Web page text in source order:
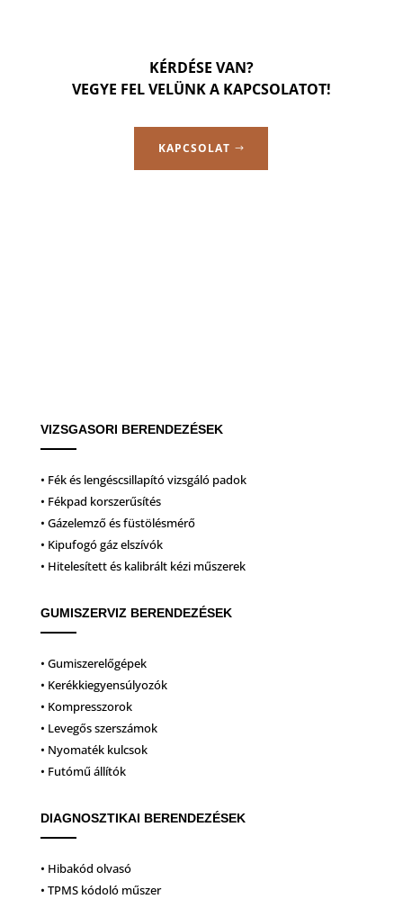
KÉRDÉSE VAN?
VEGYE FEL VELÜNK A KAPCSOLATOT!
KAPCSOLAT
VIZSGASORI BERENDEZÉSEK
• Fék és lengéscsillapító vizsgáló padok
• Fékpad korszerűsítés
• Gázelemző és füstölésmérő
• Kipufogó gáz elszívók
• Hitelesített és kalibrált kézi műszerek
GUMISZERVIZ BERENDEZÉSEK
• Gumiszerelőgépek
• Kerékkiegyensúlyozók
• Kompresszorok
• Levegős szerszámok
• Nyomaték kulcsok
• Futómű állítók
DIAGNOSZTIKAI BERENDEZÉSEK
• Hibakód olvasó
• TPMS kódoló műszer